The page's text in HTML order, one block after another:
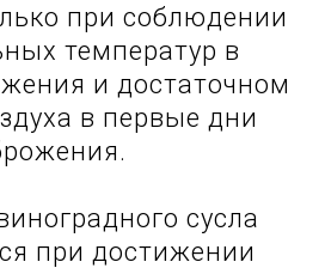
при соблюдении
температур в
и достаточном
в первые дни
сусла
при достижении